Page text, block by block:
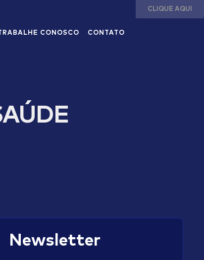
TRABALHE CONOSCO CONTATO
Newsletter
CLIQUE AQUI